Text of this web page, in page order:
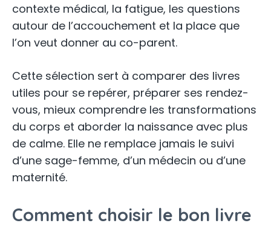
contexte médical, la fatigue, les questions
autour de l’accouchement et la place que
l’on veut donner au co-parent.
Cette sélection sert à comparer des livres
utiles pour se repérer, préparer ses rendez-
vous, mieux comprendre les transformations
du corps et aborder la naissance avec plus
de calme. Elle ne remplace jamais le suivi
d’une sage-femme, d’un médecin ou d’une
maternité.
Comment choisir le bon livre